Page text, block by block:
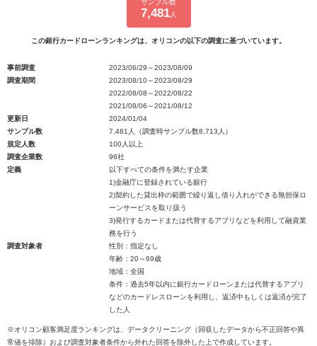
サンプル数
7,481人
この銀行カードローンランキングは、オリコンの以下の調査に基づいています。
事前調査
2023/06/29～2023/08/09
調査期間
2023/08/10～2023/08/29
2022/08/08～2022/08/22
2021/08/06～2021/08/12
更新日
2024/01/04
サンプル数
7,481人（調査時サンプル数8,713人）
規定人数
100人以上
調査企業数
96社
定義
以下すべての条件を満たす企業
1)金融庁に登録されている銀行
2)契約した貸出枠の範囲で繰り返し借り入れができる無担保ロ
ーンサービスを取り扱う
3)発行するカードまたは代替するアプリなどを利用して融資業
務を行う
調査対象者
性別：指定なし
年齢：20～69歳
地域：全国
条件：過去5年以内に銀行カードローンまたは代替するアプリ
などのカードレスローンを利用し、返済中もしくは返済が完了
した人
※オリコン顧客満足度ランキングは、データクリーニング（回収したデータから不正回答や異
常値を排除）および調査対象者条件から外れた回答を除外した上で作成しています。